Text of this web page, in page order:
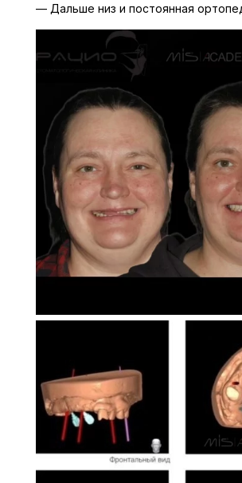
— Дальше низ и постоянная